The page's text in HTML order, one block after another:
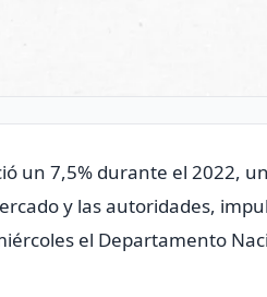
un 7,5% durante el 2022,
y las autoridades,
el Departamento